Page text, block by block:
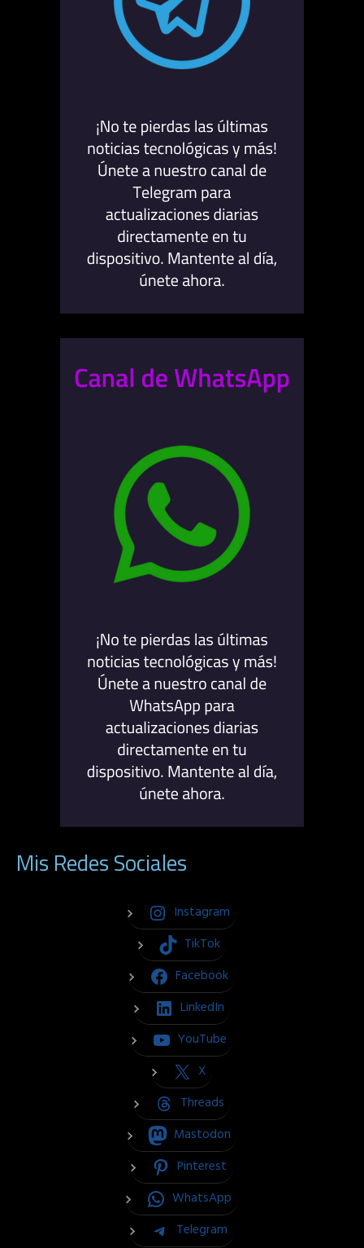
Mis Redes Sociales
Instagram
TikTok
Facebook
LinkedIn
YouTube
X
Threads
Mastodon
Pinterest
WhatsApp
Telegram